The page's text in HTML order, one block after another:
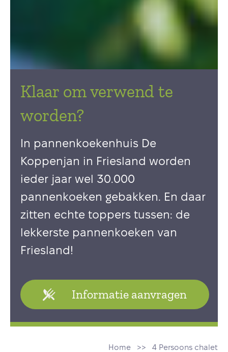
Klaar om verwend te
worden?
In pannenkoekenhuis De
Koppenjan in Friesland worden
ieder jaar wel 30.000
pannenkoeken gebakken. En daar
zitten echte toppers tussen: de
lekkerste pannenkoeken van
Friesland!
Informatie aanvragen
Home 4 Persoons chalet